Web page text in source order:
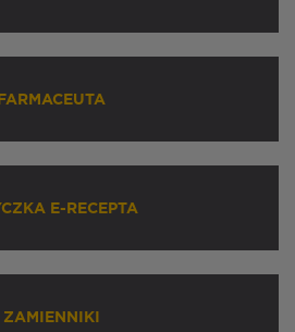
FARMACEUTA
E-RECEPTA
ZAMIENNIKI